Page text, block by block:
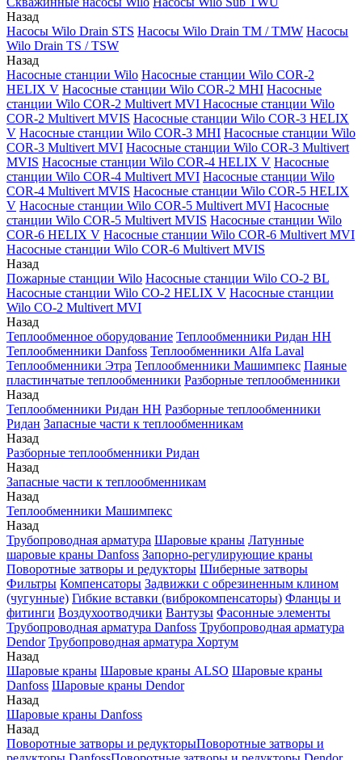
Назад
Насосы Wilo Drain STS Насосы Wilo Drain TM / TMW Насосы
Wilo Drain TS / TSW
Назад
Насосные станции Wilo Насосные станции Wilo COR-2
HELIX V Насосные станции Wilo COR-2 MHI Насосные
станции Wilo COR-2 Multivert MVI Насосные станции Wilo
COR-2 Multivert MVIS Насосные станции Wilo COR-3 HELIX
V Насосные станции Wilo COR-3 MHI Насосные станции Wilo
COR-3 Multivert MVI Насосные станции Wilo COR-3 Multivert
MVIS Насосные станции Wilo COR-4 HELIX V Насосные
станции Wilo COR-4 Multivert MVI Насосные станции Wilo
COR-4 Multivert MVIS Насосные станции Wilo COR-5 HELIX
V Насосные станции Wilo COR-5 Multivert MVI Насосные
станции Wilo COR-5 Multivert MVIS Насосные станции Wilo
COR-6 HELIX V Насосные станции Wilo COR-6 Multivert MVI
Насосные станции Wilo COR-6 Multivert MVIS
Назад
Пожарные станции Wilo Насосные станции Wilo CO-2 BL
Насосные станции Wilo CO-2 HELIX V Насосные станции
Wilo CO-2 Multivert MVI
Назад
Теплообменное оборудование Теплообменники Ридан НН
Теплообменники Danfoss Теплообменники Alfa Laval
Теплообменники Этра Теплообменники Машимпекс Паяные
пластинчатые теплообменники Разборные теплообменники
Назад
Теплообменники Ридан НН Разборные теплообменники
Ридан Запасные части к теплообменникам
Назад
Разборные теплообменники Ридан
Назад
Запасные части к теплообменникам
Назад
Теплообменники Машимпекс
Назад
Трубопроводная арматура Шаровые краны Латунные
шаровые краны Danfoss Запорно-регулирующие краны
Поворотные затворы и редукторы Шиберные затворы
Фильтры Компенсаторы Задвижки с обрезиненным клином
(чугунные) Гибкие вставки (виброкомпенсаторы) Фланцы и
фитинги Воздухоотводчики Вантузы Фасонные элементы
Трубопроводная арматура Danfoss Трубопроводная арматура
Dendor Трубопроводная арматура Хортум
Назад
Шаровые краны Шаровые краны ALSO Шаровые краны
Danfoss Шаровые краны Dendor
Назад
Шаровые краны Danfoss
Назад
Поворотные затворы и редукторыПоворотные затворы и